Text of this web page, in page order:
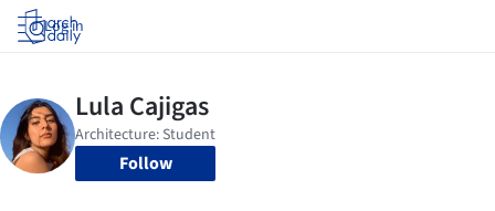
Log in
Follow